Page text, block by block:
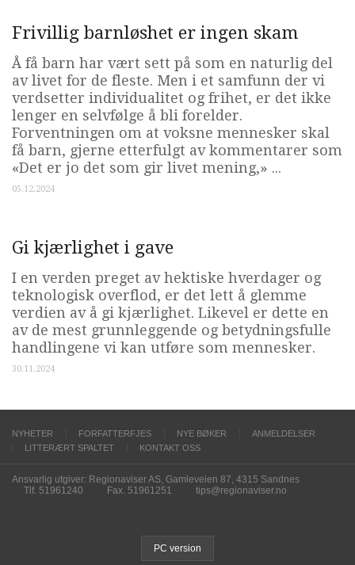
Frivillig barnløshet er ingen skam
Å få barn har vært sett på som en naturlig del
av livet for de fleste. Men i et samfunn der vi
verdsetter individualitet og frihet, er det ikke
lenger en selvfølge å bli forelder.
Forventningen om at voksne mennesker skal
få barn, gjerne etterfulgt av kommentarer som
«Det er jo det som gir livet mening,» ...
05.12.2024
Gi kjærlighet i gave
I en verden preget av hektiske hverdager og
teknologisk overflod, er det lett å glemme
verdien av å gi kjærlighet. Likevel er dette en
av de mest grunnleggende og betydningsfulle
handlingene vi kan utføre som mennesker.
30.11.2024
NYHETER FORFATTERFJES NYE BØKER
ANMELDELSER
LITTERÆRT SPALTET
KONTAKT OSS
Ansvarlig utgiver: Regionaviser AS, Gamleveien 87, 4315 Sandnes
Tlf. 51961240
Fax. 51961251 tips@regionaviser.no
PC version